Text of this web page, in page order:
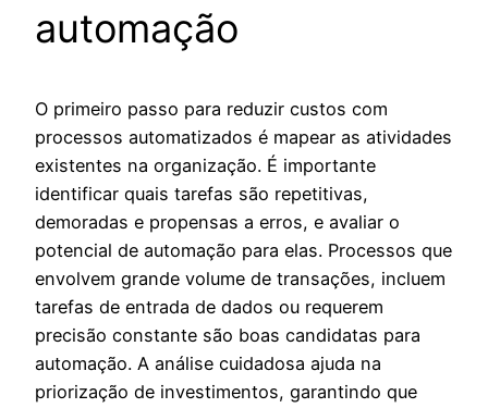
automação
O primeiro passo para reduzir custos com
processos automatizados é mapear as atividades
existentes na organização. É importante
identificar quais tarefas são repetitivas,
demoradas e propensas a erros, e avaliar o
potencial de automação para elas. Processos que
envolvem grande volume de transações, incluem
tarefas de entrada de dados ou requerem
precisão constante são boas candidatas para
automação. A análise cuidadosa ajuda na
priorização de investimentos, garantindo que